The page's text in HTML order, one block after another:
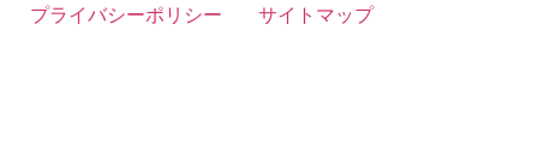
プライバシーポリシー サイトマップ